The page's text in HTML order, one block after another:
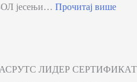
јесењи… Прочитај више
ЛИДЕР СЕРТИФИКАТ На